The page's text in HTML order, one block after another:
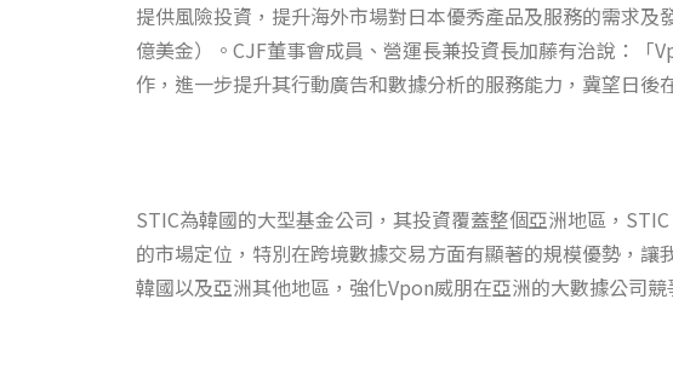
提供風險投資，提升海外市場對日本優秀產品及服務的需求
億美金）。CJF董事會成員、營運長兼投資長加藤有治說：
作，進一步提升其行動廣告和數據分析的服務能力，冀望日後
STIC為韓國的大型基金公司，其投資覆蓋整個亞洲地區，
的市場定位，特別在跨境數據交易方面有顯著的規模優勢，
韓國以及亞洲其他地區，強化Vpon威朋在亞洲的大數據公司競